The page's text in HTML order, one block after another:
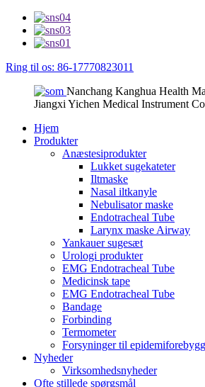
Ring til os: 86-17770823011
Nanchang Kanghua Health
Jiangxi Yichen Medical Instrument
Hjem
Produkter
Anæstesiprodukter
Lukket sugekateter
Iltmaske
Nasal iltkanyle
Nebulisator maske
Endotracheal Tube
Larynx maske Airway
Yankauer sugesæt
Urologi produkter
EMG Endotracheal Tube
Medicinsk tape
EMG Endotracheal Tube
Bandage
Forbinding
Termometer
Forsyninger til
Nyheder
Virksomhedsnyheder
Ofte stillede spørgsmål